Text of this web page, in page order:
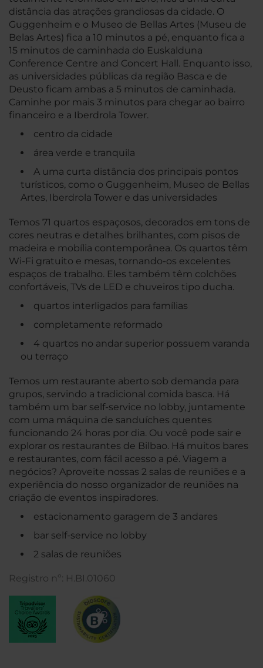
distância das atrações grandiosas da cidade. O
Guggenheim e o Museo de Bellas Artes (Museu de
Belas Artes) fica a 10 minutos a pé, enquanto fica a
15 minutos de caminhada do Euskalduna
Conference Centre and Concert Hall. Enquanto isso,
as universidades públicas da região Basca e de
Deusto ficam ambas a 5 minutos de caminhada.
Caminhe por mais 3 minutos para chegar ao bairro
financeiro e a Iberdrola Tower.
centro da cidade
área verde e tranquila
A uma curta distância dos principais pontos
turísticos, como o Guggenheim, Museo de Bellas
Artes, Iberdrola Tower e das universidades
Temos 71 quartos espaçosos, decorados em tons de
cores neutras e detalhes brilhantes, com pisos de
madeira e mobília contemporânea. Os quartos têm
Wi-Fi gratuito e mesas, tornando-os excelentes
espaços de trabalho. Eles também têm colchões
confortáveis, TVs de LED e chuveiros tipo ducha.
quartos interligados para famílias
completamente reformado
4 quartos no andar superior possuem varanda
ou terraço
Temos um restaurante aberto sob demanda para
grupos, servindo a tradicional comida basca. Há
também um bar self-service no lobby, juntamente
com uma máquina de sanduíches quentes
funcionando 24 horas por dia. Ou você pode sair e
explorar os restaurantes de Bilbao. Há muitos bares
e restaurantes, com fácil acesso a pé. Viagem a
negócios? Aproveite nossas 2 salas de reuniões e a
experiência do nosso organizador de reuniões na
criação de eventos inspiradores.
estacionamento garagem de 3 andares
bar self-service no lobby
2 salas de reuniões
Registro nº: H.BI.01060